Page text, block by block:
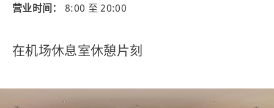
营业时间：
8:00 至 20:00
在机场休息室休憩片刻